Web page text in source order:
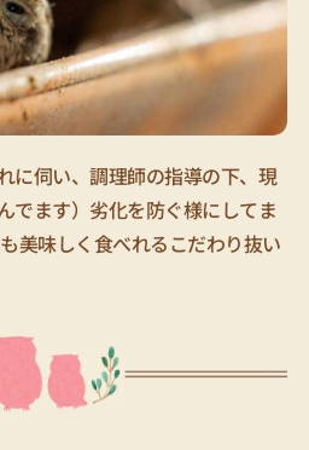
に伺い、調理師の指導の下、現
でます）劣化を防ぐ様にしてま
美味しく食べれるこだわり抜い